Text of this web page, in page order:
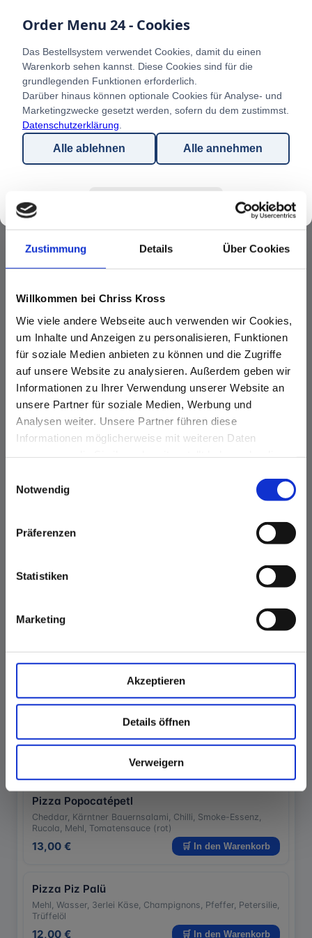
Zustimmung Details Über Cookies
Willkommen bei Chriss Kross
Wie viele andere Webseite auch verwenden wir Cookies,
um Inhalte und Anzeigen zu personalisieren, Funktionen
für soziale Medien anbieten zu können und die Zugriffe
auf unsere Website zu analysieren. Außerdem geben wir
Informationen zu Ihrer Verwendung unserer Website an
unsere Partner für soziale Medien, Werbung und
Analysen weiter. Unsere Partner führen diese
Informationen möglicherweise mit weiteren Daten
haben.
Notwendig
Präferenzen
Statistiken
Marketing
Akzeptieren
Details öffnen
Verweigern